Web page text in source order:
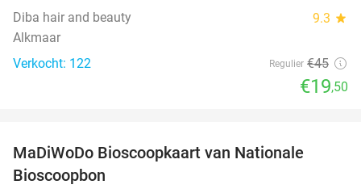
Diba hair and beauty 9.3 star
Alkmaar
Verkocht: 122
Regulier €45
€19,50
MaDiWoDo Bioscoopkaart van Nationale
Bioscoopbon